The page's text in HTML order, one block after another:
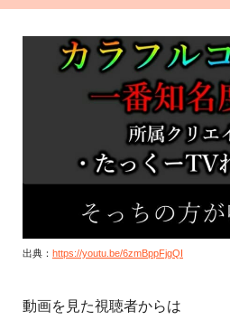
出典： https://youtu.be/6zmBppFjgQI
動画を見た視聴者からは